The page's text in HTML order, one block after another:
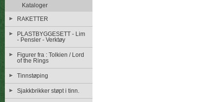
Kataloger
RAKETTER
PLASTBYGGESETT - Lim
- Pensler - Verktøy
Figurer fra : Tolkien / Lord
of the Rings
Tinnstøping
Sjakkbrikker støpt i tinn.